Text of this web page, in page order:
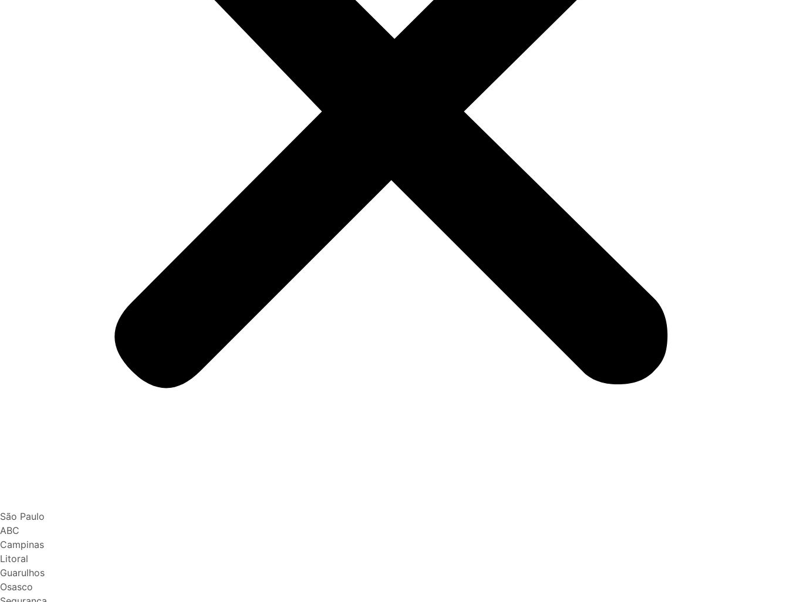
São Paulo
ABC
Campinas
Litoral
Guarulhos
Osasco